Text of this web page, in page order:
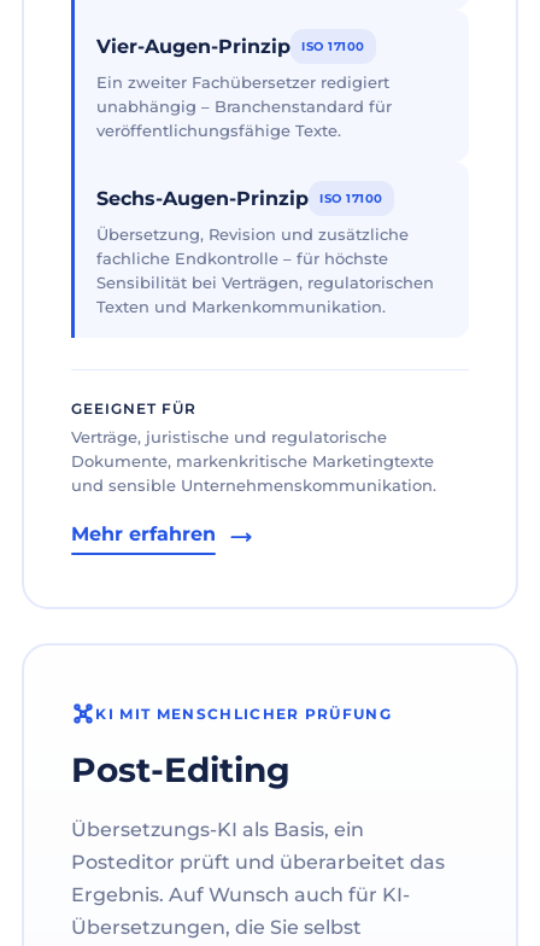
Vier-Augen-Prinzip ISO 17100
Ein zweiter Fachübersetzer redigiert
unabhängig – Branchenstandard für
veröffentlichungsfähige Texte.
Sechs-Augen-Prinzip ISO 17100
Übersetzung, Revision und zusätzliche
fachliche Endkontrolle – für höchste
Sensibilität bei Verträgen, regulatorischen
Texten und Markenkommunikation.
GEEIGNET FÜR
Verträge, juristische und regulatorische
Dokumente, markenkritische Marketingtexte
und sensible Unternehmenskommunikation.
Mehr erfahren
KI MIT MENSCHLICHER PRÜFUNG
Post-Editing
Übersetzungs-KI als Basis, ein
Posteditor prüft und überarbeitet das
Ergebnis. Auf Wunsch auch für KI-
Übersetzungen, die Sie selbst